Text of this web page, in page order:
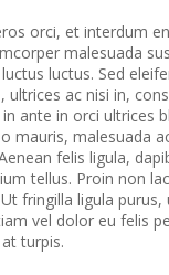
orci, et interdum
malesuada
luctus. Sed
ultrices ac nisi in,
ante in orci ultrices
mauris, malesuada
felis ligula,
tellus. Proin non
fringilla ligula purus,
vel dolor eu felis
turpis.